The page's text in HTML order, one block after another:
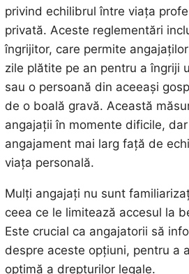
privind echilibrul între viața
privată. Aceste reglementări
îngrijitor, care permite
zile plătite pe an pentru a îngriji
sau o persoană din aceeași
de o boală gravă. Această
angajații în momente dificile,
angajament mai larg față de
viața personală.
Mulți angajați nu sunt
ceea ce le limitează accesul la
Este crucial ca angajatorii să
despre aceste opțiuni, pentru a
optimă a drepturilor legale.